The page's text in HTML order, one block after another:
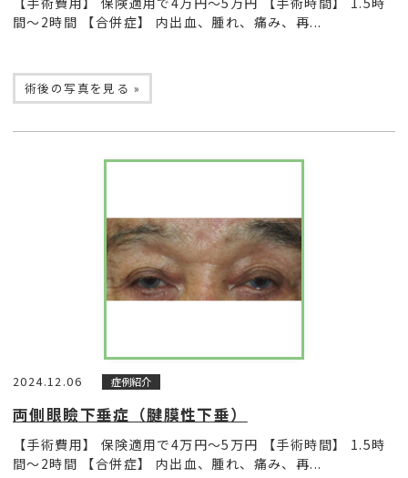
間〜2時間 【合併症】 内出血、腫れ、痛み、再...
術後の写真を見る »
2024.12.06 症例紹介
両側眼瞼下垂症（腱膜性下垂）
【手術費用】 保険適用で4万円〜5万円 【手術時間】 1.5時
間〜2時間 【合併症】 内出血、腫れ、痛み、再...